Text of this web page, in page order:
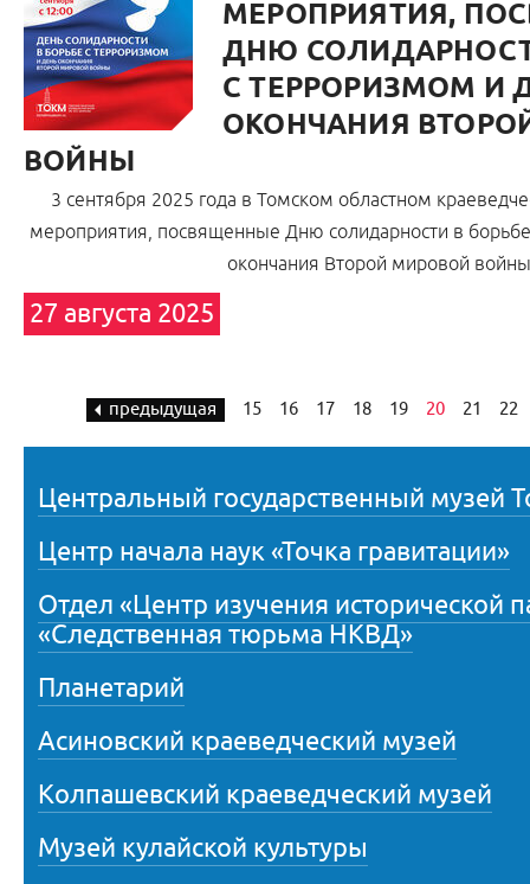
МЕРОПРИЯТИЯ,
ДНЮ
С ТЕРРОРИЗМОМ И
ОКОНЧАНИЯ
ВОЙНЫ
3 сентября 2025 года в Томском областном
мероприятия, посвященные Дню солидарности в
окончания Второй мировой войны
27 августа 2025
предыдущая 15 16 17 18 19 20 21 22
Центральный государственный музей
Центр начала наук «Точка гравитации»
Отдел «Центр изучения исторической
«Следственная тюрьма НКВД»
Планетарий
Асиновский краеведческий музей
Колпашевский краеведческий музей
Музей кулайской культуры